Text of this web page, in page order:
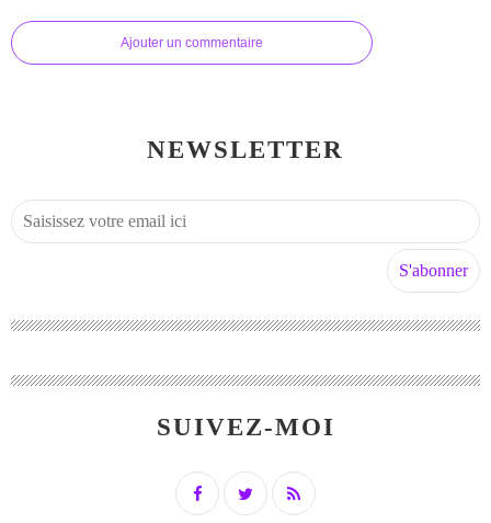
Ajouter un commentaire
NEWSLETTER
SUIVEZ-MOI